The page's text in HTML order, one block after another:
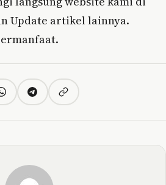
Update artikel lainnya.
WhatsAppTelegramCopy link